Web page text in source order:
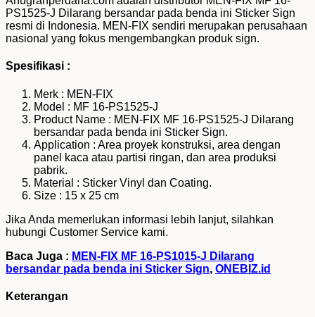
PS1525-J Dilarang bersandar pada benda ini Sticker Sign
resmi di Indonesia. MEN-FIX sendiri merupakan perusahaan
nasional yang fokus mengembangkan produk sign.
Spesifikasi :
Merk : MEN-FIX
Model : MF 16-PS1525-J
Product Name : MEN-FIX MF 16-PS1525-J Dilarang
bersandar pada benda ini Sticker Sign.
Application : Area proyek konstruksi, area dengan
panel kaca atau partisi ringan, dan area produksi
pabrik.
Material : Sticker Vinyl dan Coating.
Size : 15 x 25 cm
Jika Anda memerlukan informasi lebih lanjut, silahkan
hubungi Customer Service kami.
Baca Juga : MEN-FIX MF 16-PS1015-J Dilarang
bersandar pada benda ini Sticker Sign, ONEBIZ.id
Keterangan